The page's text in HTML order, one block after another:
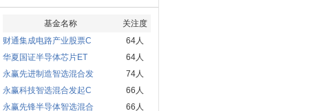
基金名称
关注度
财通集成电路产业股票C
64人
华夏国证半导体芯片ET
64人
永赢先进制造智选混合发
74人
永赢科技智选混合发起C
66人
永赢先锋半导体智选混合
66人